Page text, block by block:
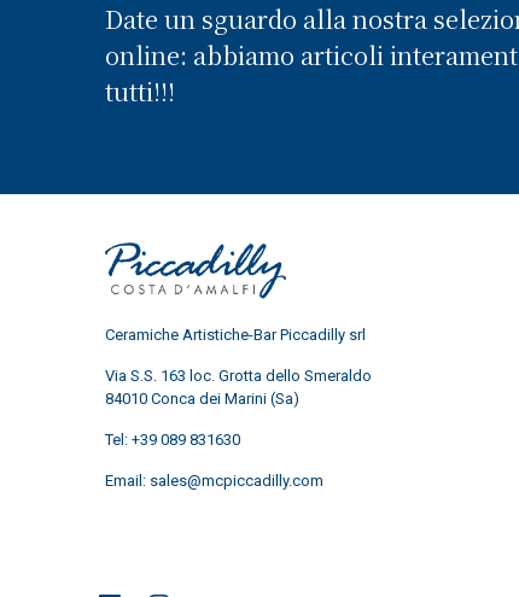
Date un sguardo alla nostra
online: abbiamo articoli
tutti!!!
Ceramiche Artistiche-Bar Piccadilly srl
Via S.S. 163 loc. Grotta dello Smeraldo
84010 Conca dei Marini (Sa)
Tel: +39 089 831630
Email: sales@mcpiccadilly.com